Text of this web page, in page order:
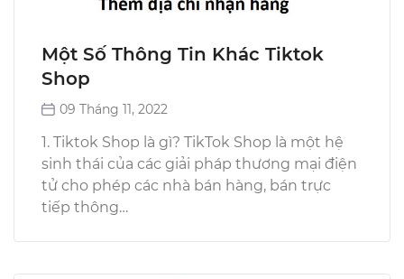
Một Số Thông Tin Khác Tiktok
Shop
09 Tháng 11, 2022
1. Tiktok Shop là gì? TikTok Shop là một hệ
sinh thái của các giải pháp thương mại điện
tử cho phép các nhà bán hàng, bán trực
tiếp thông…